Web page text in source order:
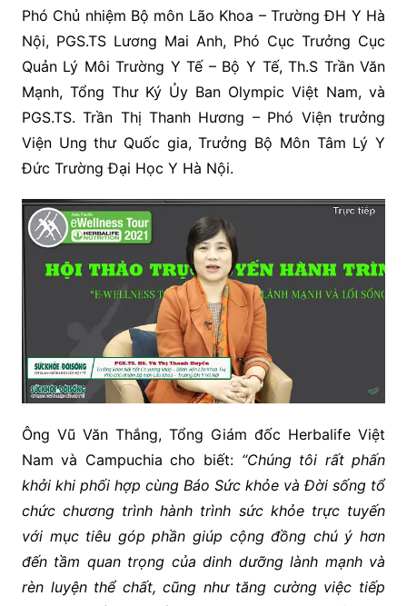
Phó Chủ nhiệm Bộ môn Lão Khoa – Trường ĐH Y Hà
Nội, PGS.TS Lương Mai Anh, Phó Cục Trưởng Cục
Quản Lý Môi Trường Y Tế – Bộ Y Tế, Th.S Trần Văn
Mạnh, Tổng Thư Ký Ủy Ban Olympic Việt Nam, và
PGS.TS. Trần Thị Thanh Hương – Phó Viện trưởng
Viện Ung thư Quốc gia, Trưởng Bộ Môn Tâm Lý Y
Đức Trường Đại Học Y Hà Nội.
Ông Vũ Văn Thắng, Tổng Giám đốc Herbalife Việt
Nam và Campuchia cho biết: “Chúng tôi rất phấn
khởi khi phối hợp cùng Báo Sức khỏe và Đời sống tổ
chức chương trình hành trình sức khỏe trực tuyến
với mục tiêu góp phần giúp cộng đồng chú ý hơn
đến tầm quan trọng của dinh dưỡng lành mạnh và
rèn luyện thể chất, cũng như tăng cường việc tiếp